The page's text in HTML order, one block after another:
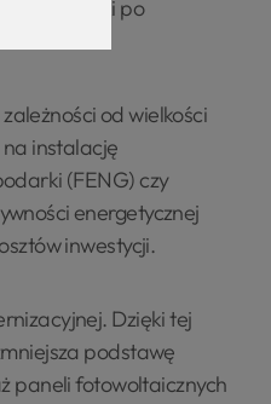
pożyczki po
od wielkości
instalację
(FENG) czy
energetycznej
inwestycji.
Dzięki tej
podstawę
paneli fotowoltaicznych